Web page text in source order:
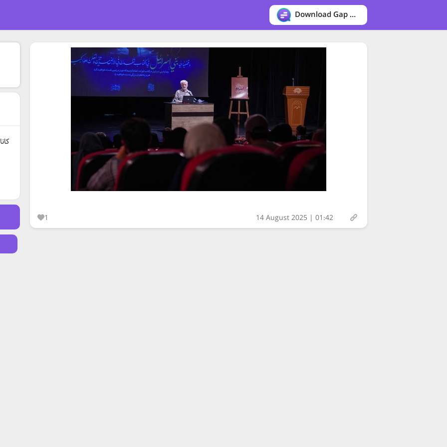
Download Gap messenger
1 14 August 2025 | 01:42